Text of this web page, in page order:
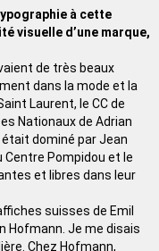
à cette
visuelle d’une marque,
de très beaux
dans la mode et la
Laurent, le CC de
Nationaux de Adrian
dominé par Jean
Centre Pompidou et le
et libres dans leur
suisses de Emil
Hofmann. Je me disais
Chez Hofmann,